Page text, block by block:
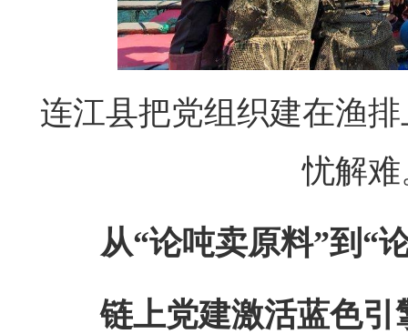
连江县把党组织建在渔
忧解难
从“论吨卖原料”到“
链上党建激活蓝色引